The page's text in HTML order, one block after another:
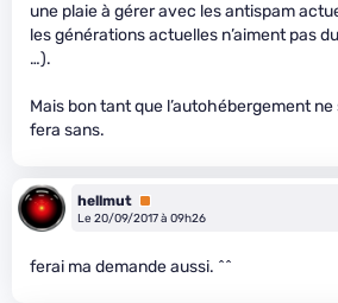
une plaie à gérer avec les antispam
les générations actuelles n’aiment pas
…).
Mais bon tant que l’autohébergement
fera sans.
hellmut Premium
Le 20/09/2017 à 09h26
ferai ma demande aussi. ^^